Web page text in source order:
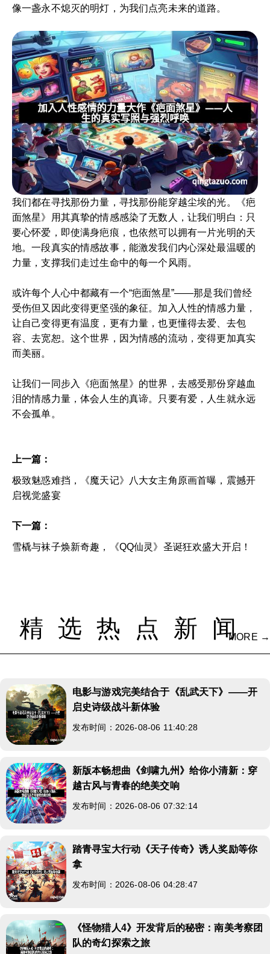
像一盏永不熄灭的明灯，为我们点亮未来的道路。
我们都在寻找那份力量，寻找那份能穿越尘埃的光。《疤
面煞星》用其真挚的情感感染了无数人，让我们明白：只
要心怀爱，即使满身疤痕，也依然可以拥有一片光明的天
地。一段真实的情感故事，能激发我们内心深处最温暖的
力量，支撑我们走过生命中的每一个风雨。
或许每个人心中都藏有一个“疤面煞星”——那是我们曾经
受伤但又因此变得更坚强的象征。加入人性的情感力量，
让自己变得更有温度，更有力量，也更懂得去爱、去包
容、去宽恕。这个世界，因为情感的流动，变得更加真实
而美丽。
让我们一同步入《疤面煞星》的世界，去感受那份穿越血
泪的情感力量，体会人生的真谛。只要有爱，人生就永远
不会孤单。
上一篇：
极致魅惑难挡，《魔天记》八大女主角原画首曝，震撼开
启视觉盛宴
下一篇：
雪橇与袜子焕新奇趣，《QQ仙灵》圣诞狂欢盛大开启！
精选热点新闻
MORE →
电影与游戏完美结合于《乱武天下》——开
启史诗级战斗新体验
发布时间：2026-08-06 11:40:28
新版本畅想曲《剑啸九州》给你小清新：穿
越古风与青春的绝美交响
发布时间：2026-08-06 07:32:14
踏青寻宝大行动《天子传奇》诱人奖励等你
拿
发布时间：2026-08-06 04:28:47
《怪物猎人4》开发背后的秘密：南美考察团
队的奇幻探索之旅